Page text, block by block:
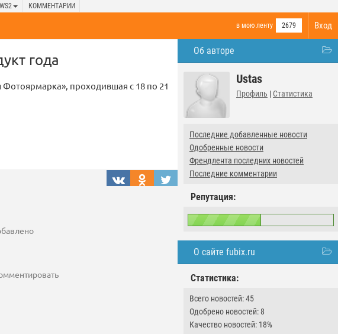
КОММЕНТАРИИ
Вход
в мою ленту 2679
Об авторе
Ustas
Профиль | Статистика
Последние добавленные новости
Одобренные новости
Френдлента последних новостей
Последние комментарии
Репутация:
О сайте fubix.ru
Статистика:
Всего новостей: 45
Одобрено новостей: 8
Качество новостей: 18%
года
проходившая с 18 по 21